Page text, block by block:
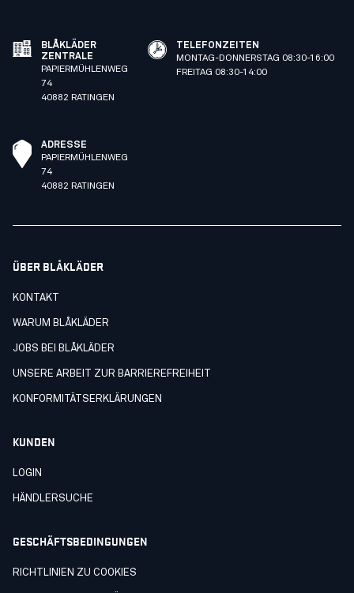
BLÅKLÄDER
ZENTRALE
PAPIERMÜHLENWEG
74
40882 RATINGEN
TELEFONZEITEN
MONTAG-DONNERSTAG 08:30-16:00
FREITAG 08:30-14:00
ADRESSE
PAPIERMÜHLENWEG
74
40882 RATINGEN
ÜBER BLÅKLÄDER
KONTAKT
WARUM BLÅKLÄDER
JOBS BEI BLÅKLÄDER
UNSERE ARBEIT ZUR BARRIEREFREIHEIT
KONFORMITÄTSERKLÄRUNGEN
KUNDEN
LOGIN
HÄNDLERSUCHE
GESCHÄFTSBEDINGUNGEN
RICHTLINIEN ZU COOKIES